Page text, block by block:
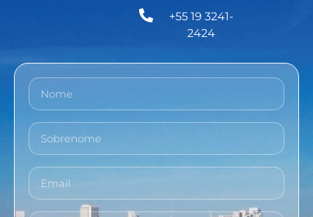
+55 19 3241-
2424